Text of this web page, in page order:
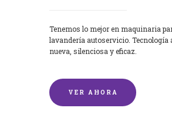
Tenemos lo mejor en maquinaria
lavandería autoservicio. Tecnología
nueva, silenciosa y eficaz.
VER AHORA